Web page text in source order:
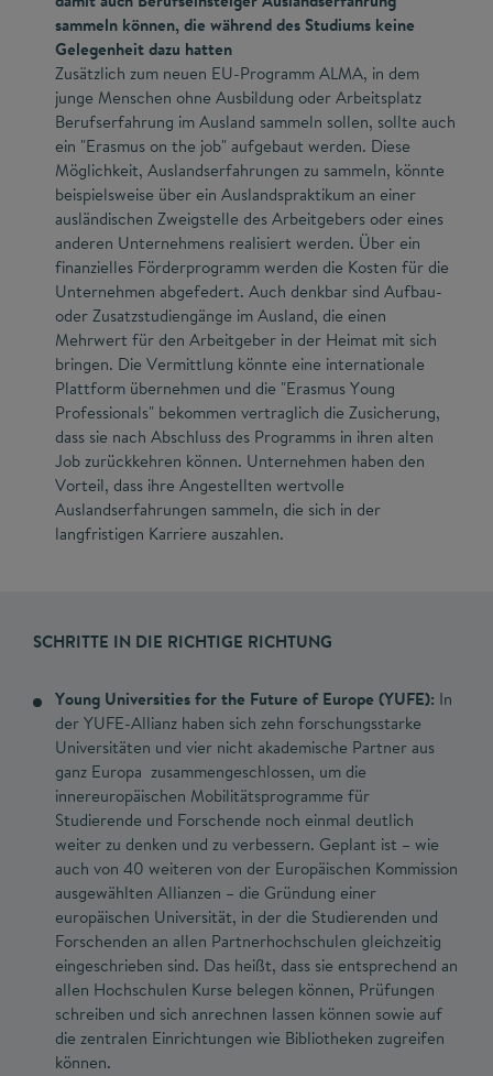
sammeln können, die während des Studiums keine
Gelegenheit dazu hatten
Zusätzlich zum neuen EU-Programm ALMA, in dem
junge Menschen ohne Ausbildung oder Arbeitsplatz
Berufserfahrung im Ausland sammeln sollen, sollte auch
ein "Erasmus on the job" aufgebaut werden. Diese
Möglichkeit, Auslandserfahrungen zu sammeln, könnte
beispielsweise über ein Auslandspraktikum an einer
ausländischen Zweigstelle des Arbeitgebers oder eines
anderen Unternehmens realisiert werden. Über ein
finanzielles Förderprogramm werden die Kosten für die
Unternehmen abgefedert. Auch denkbar sind Aufbau-
oder Zusatzstudiengänge im Ausland, die einen
Mehrwert für den Arbeitgeber in der Heimat mit sich
bringen. Die Vermittlung könnte eine internationale
Plattform übernehmen und die "Erasmus Young
Professionals" bekommen vertraglich die Zusicherung,
dass sie nach Abschluss des Programms in ihren alten
Job zurückkehren können. Unternehmen haben den
Vorteil, dass ihre Angestellten wertvolle
Auslandserfahrungen sammeln, die sich in der
langfristigen Karriere auszahlen.
SCHRITTE IN DIE RICHTIGE RICHTUNG
Young Universities for the Future of Europe (YUFE): In
der YUFE-Allianz haben sich zehn forschungsstarke
Universitäten und vier nicht akademische Partner aus
ganz Europa zusammengeschlossen, um die
innereuropäischen Mobilitätsprogramme für
Studierende und Forschende noch einmal deutlich
weiter zu denken und zu verbessern. Geplant ist – wie
auch von 40 weiteren von der Europäischen Kommission
ausgewählten Allianzen – die Gründung einer
europäischen Universität, in der die Studierenden und
Forschenden an allen Partnerhochschulen gleichzeitig
eingeschrieben sind. Das heißt, dass sie entsprechend an
allen Hochschulen Kurse belegen können, Prüfungen
schreiben und sich anrechnen lassen können sowie auf
die zentralen Einrichtungen wie Bibliotheken zugreifen
können.